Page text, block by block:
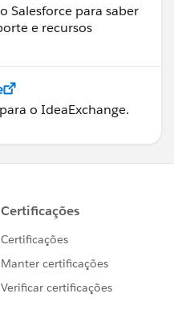
Salesforce para saber
e recursos
o IdeaExchange.